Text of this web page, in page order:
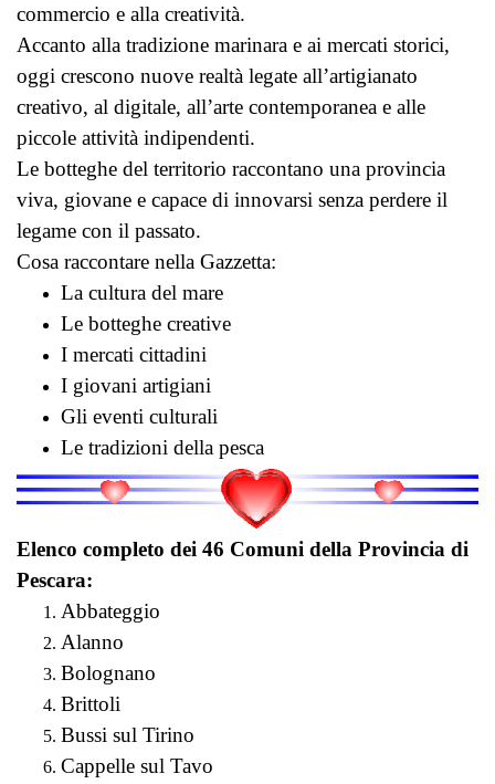
commercio e alla creatività.
Accanto alla tradizione marinara e ai mercati storici,
oggi crescono nuove realtà legate all’artigianato
creativo, al digitale, all’arte contemporanea e alle
piccole attività indipendenti.
Le botteghe del territorio raccontano una provincia
viva, giovane e capace di innovarsi senza perdere il
legame con il passato.
Cosa raccontare nella Gazzetta:
La cultura del mare
Le botteghe creative
I mercati cittadini
I giovani artigiani
Gli eventi culturali
Le tradizioni della pesca
Elenco completo dei 46 Comuni della Provincia di
Pescara:
Abbateggio
Alanno
Bolognano
Brittoli
Bussi sul Tirino
Cappelle sul Tavo